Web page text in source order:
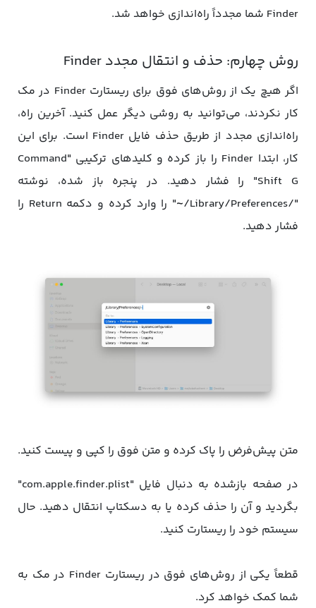
Finder شما مجدداً راه‌اندازی خواهد شد.
روش چهارم: حذف و انتقال مجدد Finder
اگر هیچ یک از روش‌های فوق برای ریستارت Finder در مک
کار نکردند، می‌توانید به روشی دیگر عمل کنید. آخرین راه،
راه‌اندازی مجدد از طریق حذف فایل Finder است. برای این
کار، ابتدا Finder را باز کرده و کلیدهای ترکیبی "Command
Shift G" را فشار دهید. در پنجره باز شده، نوشته
"/Library/Preferences/~" را وارد کرده و دکمه Return را
فشار دهید.
متن پیش‌فرض را پاک کرده و متن فوق را کپی و پیست کنید.
در صفحه بازشده به دنبال فایل "com.apple.finder.plist"
بگردید و آن را حذف کرده یا به دسکتاپ انتقال دهید. حال
سیستم خود را ریستارت کنید.
قطعاً یکی از روش‌های فوق در ریستارت Finder در مک به
شما کمک خواهد کرد.